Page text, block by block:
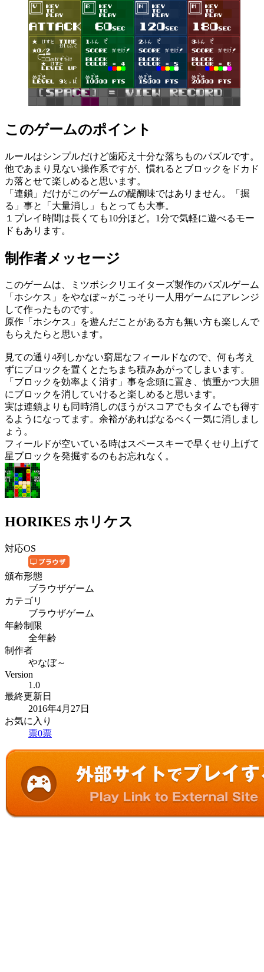
このゲームのポイント
ルールはシンプルだけど歯応え十分な落ちものパズルです。
他であまり見ない操作系ですが、慣れるとブロックをドカド
カ落とせて楽しめると思います。
「連鎖」だけがこのゲームの醍醐味ではありません。「掘
る」事と「大量消し」もとっても大事。
１プレイ時間は長くても10分ほど。1分で気軽に遊べるモー
ドもあります。
制作者メッセージ
このゲームは、ミツボシクリエイターズ製作のパズルゲーム
「ホシケス」をやなぼ～がこっそり一人用ゲームにアレンジ
して作ったものです。
原作「ホシケス」を遊んだことがある方も無い方も楽しんで
もらえたらと思います。
見ての通り4列しかない窮屈なフィールドなので、何も考え
ずにブロックを置くとたちまち積みあがってしまいます。
「ブロックを効率よく消す」事を念頭に置き、慎重かつ大胆
にブロックを消していけると楽しめると思います。
実は連鎖よりも同時消しのほうがスコアでもタイムでも得す
るようになってます。余裕があればなるべく一気に消しまし
ょう。
フィールドが空いている時はスペースキーで早くせり上げて
星ブロックを発掘するのもお忘れなく。
HORIKES ホリケス
対応OS
頒布形態
ブラウザゲーム
カテゴリ
ブラウザゲーム
年齢制限
全年齢
制作者
やなぼ～
Version
1.0
最終更新日
2016年4月27日
お気に入り
票0票